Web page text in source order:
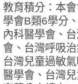
教育積分：本
學會B類6學分
內科醫學會、
會、台灣呼吸
台灣兒童過敏
醫學會、台灣